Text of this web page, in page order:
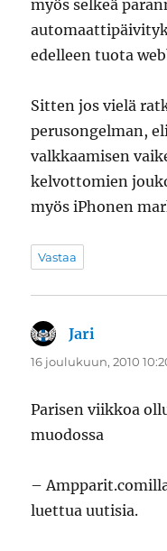
myös selkeä
edelleen tuota
Sitten jos vielä
perusongelman,
valkkaamisen
kelvottomien
myös iPhonen
Vastaa
Jari
16 joulukuun, 2010
Parisen viikkoa
muodossa
–
luettua uutisia.